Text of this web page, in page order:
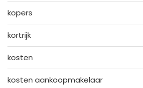
kopers
kortrijk
kosten
kosten aankoopmakelaar